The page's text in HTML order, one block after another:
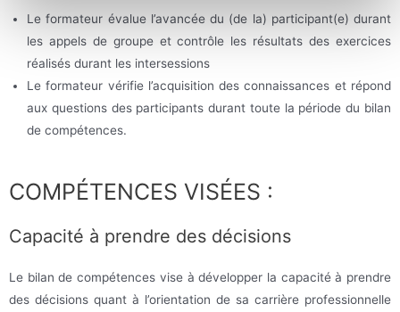
Le formateur évalue l’avancée du (de la) participant(e) durant
les appels de groupe et contrôle les résultats des exercices
réalisés durant les intersessions
Le formateur vérifie l’acquisition des connaissances et répond
aux questions des participants durant toute la période du bilan
de compétences.
COMPÉTENCES VISÉES :
Capacité à prendre des décisions
Le bilan de compétences vise à développer la capacité à prendre
des décisions quant à l’orientation de sa carrière professionnelle